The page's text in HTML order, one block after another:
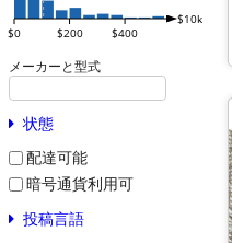
$0 $200 $400
$10k
メーカーと型式
状態
配達可能
暗号通貨利用可
投稿言語